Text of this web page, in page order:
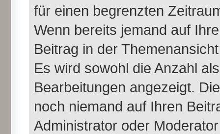
für einen begrenzten
Wenn bereits jemand auf
Beitrag in der
Es wird sowohl die Anzahl
Bearbeitungen angezeigt.
noch niemand auf Ihren
Administrator oder